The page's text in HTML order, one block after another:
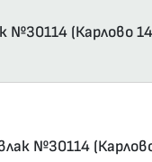
№30114 (Карлово
№30114